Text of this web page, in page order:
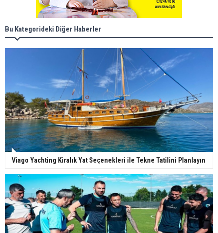
Bu Kategorideki Diğer Haberler
Viago Yachting Kiralık Yat Seçenekleri ile Tekne Tatilini Planlayın